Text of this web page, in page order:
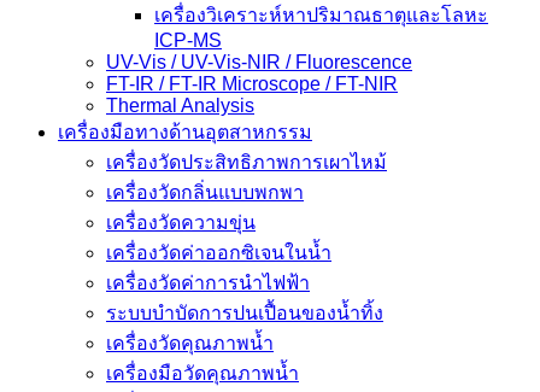
เครื่องวิเคราะห์หาปริมาณธาตุและโลหะ
ICP-MS
UV-Vis / UV-Vis-NIR / Fluorescence
FT-IR / FT-IR Microscope / FT-NIR
Thermal Analysis
เครื่องมือทางด้านอุตสาหกรรม
เครื่องวัดประสิทธิภาพการเผาไหม้
เครื่องวัดกลิ่นแบบพกพา
เครื่องวัดความขุ่น
เครื่องวัดค่าออกซิเจนในน้ำ
เครื่องวัดค่าการนำไฟฟ้า
ระบบบำบัดการปนเปื้อนของน้ำทิ้ง
เครื่องวัดคุณภาพน้ำ
เครื่องมือวัดคุณภาพน้ำ